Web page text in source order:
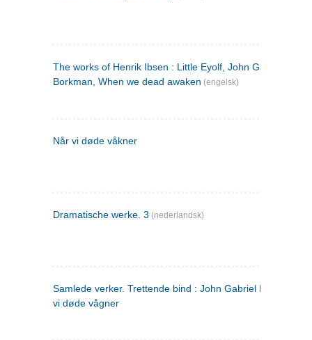
The works of Henrik Ibsen : Little Eyolf, John Gabriel
Borkman, When we dead awaken (engelsk)
Når vi døde våkner
Dramatische werke. 3 (nederlandsk)
Samlede verker. Trettende bind : John Gabriel Borkman ;
vi døde vågner